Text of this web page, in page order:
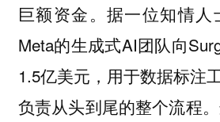
巨额资金。据一位知情人
Meta的生成式AI团队向
1.5亿美元，用于数据标注
负责从头到尾的整个流程